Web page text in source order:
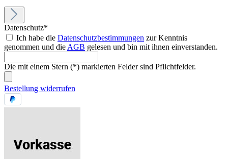
Datenschutz*
Ich habe die Datenschutzbestimmungen zur Kenntnis
genommen und die AGB gelesen und bin mit ihnen einverstanden.
Die mit einem Stern (*) markierten Felder sind Pflichtfelder.
Bestellung widerrufen